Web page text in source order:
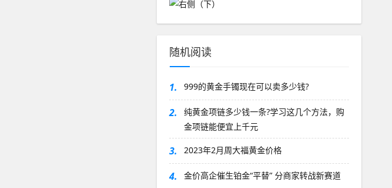
随机阅读
1. 999的黄金手镯现在可以卖多少钱?
2.
纯黄金项链多少钱一条?学习这几个方法，购
金项链能便宜上千元
3. 2023年2月周大福黄金价格
4. 金价高企催生铂金“平替” 分商家转战新赛道